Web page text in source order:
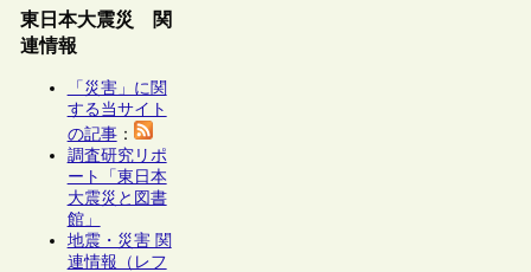
東日本大震災 関
連情報
「災害」に関
する当サイト
の記事：
調査研究リポ
ート「東日本
大震災と図書
館」
地震・災害 関
連情報（レフ